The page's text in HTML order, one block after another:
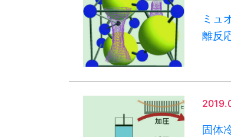
ミュ
離反
固体